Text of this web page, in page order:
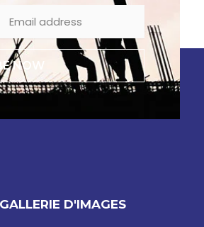
NOW
GALLERIE D'IMAGES